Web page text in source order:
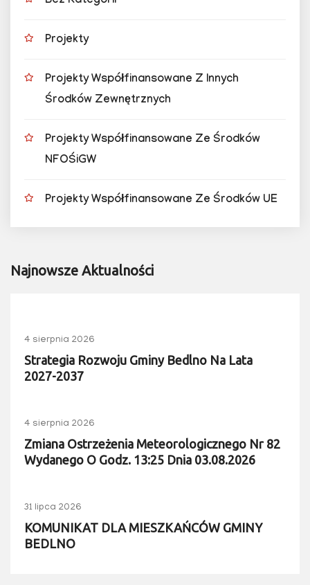
Projekty
Projekty Współfinansowane Z Innych
Środków Zewnętrznych
Projekty Współfinansowane Ze Środków
NFOŚiGW
Projekty Współfinansowane Ze Środków UE
Najnowsze Aktualności
4 sierpnia 2026
Strategia Rozwoju Gminy Bedlno Na Lata
2027-2037
4 sierpnia 2026
Zmiana Ostrzeżenia Meteorologicznego Nr 82
Wydanego O Godz. 13:25 Dnia 03.08.2026
31 lipca 2026
KOMUNIKAT DLA MIESZKAŃCÓW GMINY
BEDLNO